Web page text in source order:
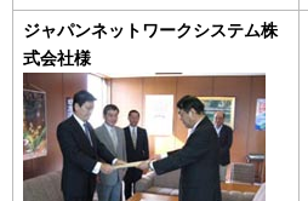
ジャパンネットワークシステム株
式会社様